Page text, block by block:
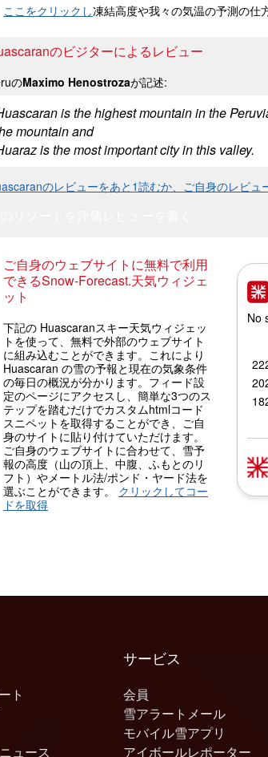
ここをクリックし凍結高度や我々の気温の予測の仕
のビジターによるレビュー
のMaximo Henostrozaが記述:
is the highest mountain in the
mountain and
is the most important city in this valley.
のレビューをあと1読むか、ご自身のレビュ
ご自身のウェブサイトに無料で利用
できるSnow-Forecast.天気ウィジェ
ット
下記の Huascaranスキー天気ウィジェッ
トを使って、無料で外部のウェブサイト
に組み込むことができます。これにより
Huascaran の雪の予報と現在の気象条件
の毎日の概況が分かります。フィード設
定のページにアクセスし、簡単な3つのス
テップを踏むだけでカスタムhtmlコード
スニペットを取得することができ、ご自
身のサイトに貼り付けていただけます。
ご自身のウェブサイトに合わせて、雪予
報の高度（山の頂上、中腹、ふもとのリ
フト）やメートル法/ポンド・ヤード法を
選ぶことができます。 クリックしてコー
ドを取得
ト
ュース
サービス
会員
雪アラートメール
モバイル雪アプリ
アイボールレポーター